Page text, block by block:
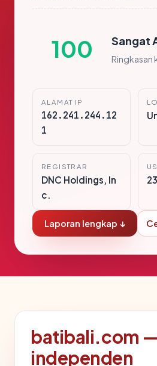
100 Sangat
Ringkasan
ALAMAT IP
162.241.244.12
1
REGISTRAR
DNC Holdings, In
c.
Laporan lengkap ↓
batibali.com
independen